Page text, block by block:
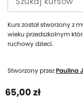
Instruktor
Kurs został stworzony z
wieku przedszkolnym
ruchowy dzieci.
Stworzony przezPaulina
65,00 zł